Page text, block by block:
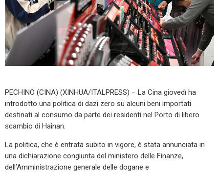
PECHINO (CINA) (XINHUA/ITALPRESS) – La Cina giovedì ha
introdotto una politica di dazi zero su alcuni beni importati
destinati al consumo da parte dei residenti nel Porto di libero
scambio di Hainan.
La politica, che è entrata subito in vigore, è stata annunciata in
una dichiarazione congiunta del ministero delle Finanze,
dell’Amministrazione generale delle dogane e